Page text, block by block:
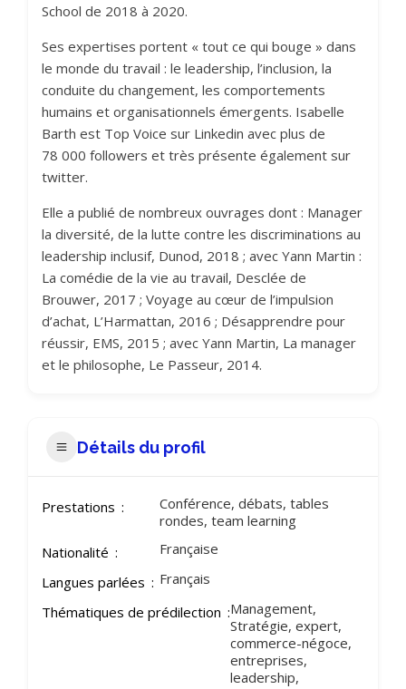
School de 2018 à 2020.
Ses expertises portent « tout ce qui bouge » dans
le monde du travail : le leadership, l’inclusion, la
conduite du changement, les comportements
humains et organisationnels émergents. Isabelle
Barth est Top Voice sur Linkedin avec plus de
78 000 followers et très présente également sur
twitter.
Elle a publié de nombreux ouvrages dont : Manager
la diversité, de la lutte contre les discriminations au
leadership inclusif, Dunod, 2018 ; avec Yann Martin :
La comédie de la vie au travail, Desclée de
Brouwer, 2017 ; Voyage au cœur de l’impulsion
d’achat, L’Harmattan, 2016 ; Désapprendre pour
réussir, EMS, 2015 ; avec Yann Martin, La manager
et le philosophe, Le Passeur, 2014.
Détails du profil
Prestations
Conférence, débats, tables
rondes, team learning
Nationalité
Française
Langues parlées
Français
Thématiques de prédilection Management,
Stratégie, expert,
commerce-négoce,
entreprises,
leadership,